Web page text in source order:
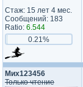
Стаж: 15 лет 4 мес.
Сообщений: 183
Ratio: 6.544
0.21%
Мих123456
Только чтение